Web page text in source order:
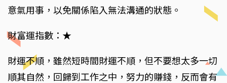
意氣用事，以免關係陷入無法溝通的狀態。
財富運指數：★
財運不順，雖然短時間財運不順，但不要想太多一切
順其自然，回歸到工作之中，努力的賺錢，反而會有